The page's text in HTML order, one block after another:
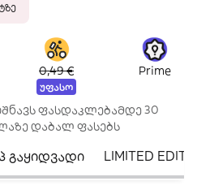
0,49 €
უფასო
Prime
ფასდაკლებამდე 30
დაბალ ფასებს
გაყიდვადი LIMITED